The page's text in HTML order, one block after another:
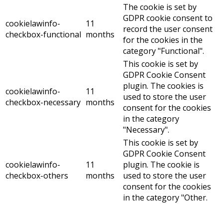
cookielawinfo-
checkbox-functional
11
months
The cookie is set by
GDPR cookie consent to
record the user consent
for the cookies in the
category "Functional".
cookielawinfo-
checkbox-necessary
11
months
This cookie is set by
GDPR Cookie Consent
plugin. The cookies is
used to store the user
consent for the cookies
in the category
"Necessary".
cookielawinfo-
checkbox-others
11
months
This cookie is set by
GDPR Cookie Consent
plugin. The cookie is
used to store the user
consent for the cookies
in the category "Other.